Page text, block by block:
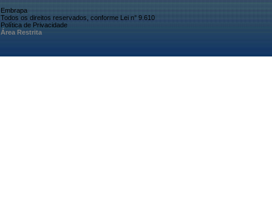
Embrapa
Todos os direitos reservados, conforme Lei n° 9.610
Política de Privacidade
Área Restrita